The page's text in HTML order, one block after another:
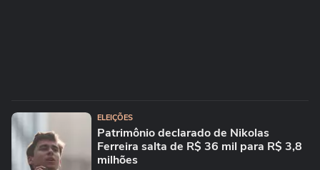
ELEIÇÕES
Patrimônio declarado de Nikolas
Ferreira salta de R$ 36 mil para R$ 3,8
milhões